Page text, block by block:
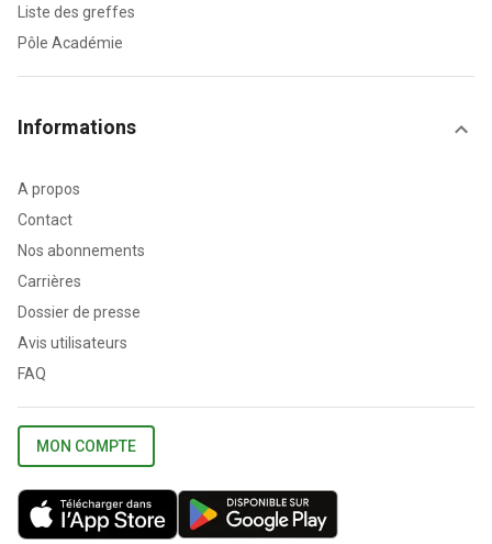
Liste des greffes
Pôle Académie
Informations
A propos
Contact
Nos abonnements
Carrières
Dossier de presse
Avis utilisateurs
FAQ
MON COMPTE